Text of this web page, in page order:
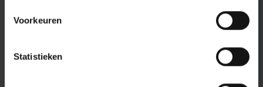
Voorkeuren
Statistieken
Wetenschappelijk onderzoek
3
Statistiek toegepast op de gezondheidszorg